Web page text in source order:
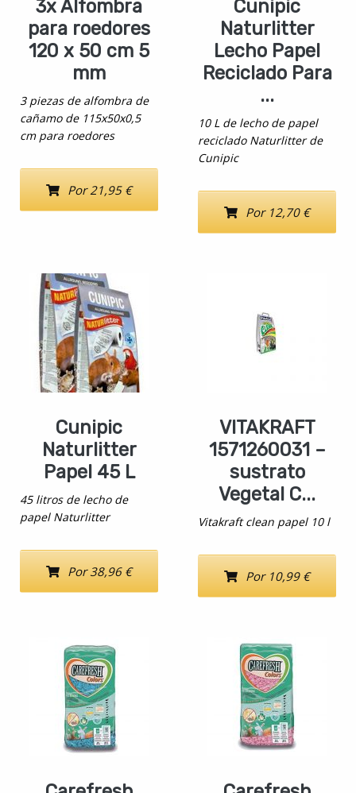
3x Alfombra
para roedores
120 x 50 cm 5
mm
3 piezas de alfombra de
cañamo de 115x50x0,5
cm para roedores
Por 21,95 €
Cunipic
Naturlitter
Lecho Papel
Reciclado Para
...
10 L de lecho de papel
reciclado Naturlitter de
Cunipic
Por 12,70 €
Cunipic
Naturlitter
Papel 45 L
45 litros de lecho de
papel Naturlitter
Por 38,96 €
VITAKRAFT
1571260031 –
sustrato
Vegetal C...
Vitakraft clean papel 10 l
Por 10,99 €